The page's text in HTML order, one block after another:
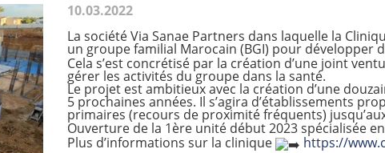
10.03.2022
La société Via Sanae Partners dans laquelle la
un groupe familial Marocain (BGI) pour développer
Cela s’est concrétisé par la création d’une joint
gérer les activités du groupe dans la santé.
Le projet est ambitieux avec la création d’une
5 prochaines années. Il s’agira d’établissements
primaires (recours de proximité fréquents)
Ouverture de la 1ère unité début 2023 spécialisée
Plus d’informations sur la clinique
https://